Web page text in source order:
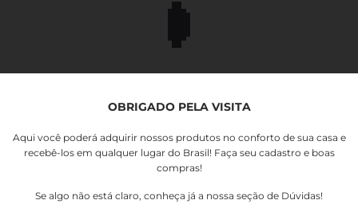
OBRIGADO PELA VISITA
Aqui você poderá adquirir nossos produtos no conforto de sua casa e
recebê-los em qualquer lugar do Brasil! Faça seu cadastro e boas
compras!
Se algo não está claro, conheça já a nossa seção de Dúvidas!